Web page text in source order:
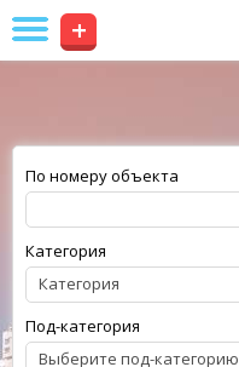
+
Категория
Категория
Под-категория
Выберите под-категорию
По номеру объекта